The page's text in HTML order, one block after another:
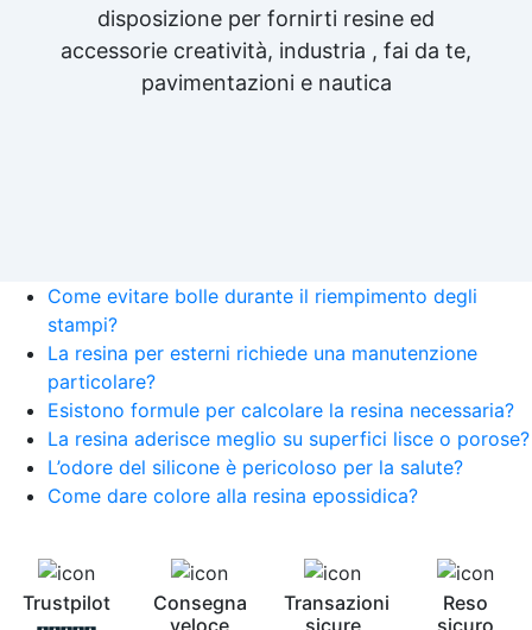
disposizione per fornirti resine ed
accessorie creatività, industria , fai da te,
pavimentazioni e nautica
Come evitare bolle durante il riempimento degli
stampi?
La resina per esterni richiede una manutenzione
particolare?
Esistono formule per calcolare la resina necessaria?
La resina aderisce meglio su superfici lisce o porose?
L’odore del silicone è pericoloso per la salute?
Come dare colore alla resina epossidica?
Trustpilot
Consegna
Transazioni
Reso